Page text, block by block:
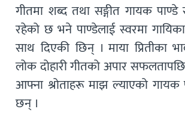
गीतमा शब्द तथा सङ्गीत गायक
रहेको छ भने पाण्डेलाई स्वरमा गायिका
साथ दिएकी छिन् । माया प्रितीका
लोक दोहारी गीतको अपार
आफ्ना श्रोताहरू माझ ल्याएको गायक
छन् ।